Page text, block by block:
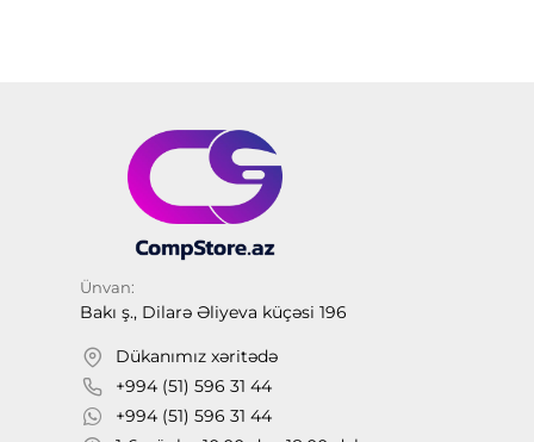
Ünvan:
Bakı ş., Dilarə Əliyeva küçəsi 196
Dükanımız xəritədə
+994 (51) 596 31 44
+994 (51) 596 31 44